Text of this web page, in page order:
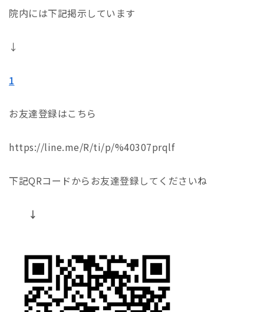
院内には下記掲示しています
↓
1
お友達登録はこちら
https://line.me/R/ti/p/%40307prqlf
下記QRコードからお友達登録してくださいね
↓